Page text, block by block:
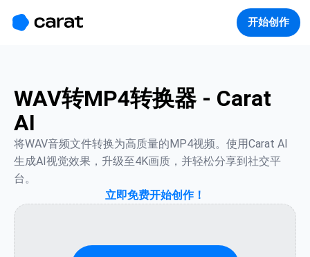
开始创作
WAV转MP4转换器 - Carat
AI
将WAV音频文件转换为高质量的MP4视频。使用Carat AI
生成AI视觉效果，升级至4K画质，并轻松分享到社交平
台。
立即免费开始创作！